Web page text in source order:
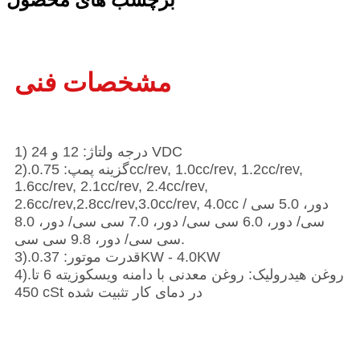
مشخصات فنی
1) درجه ولتاژ: 12 و 24 VDC
2).گزینه پمپ: 0.75cc/rev, 1.0cc/rev, 1.2cc/rev,
1.6cc/rev, 2.1cc/rev, 2.4cc/rev,
2.6cc/rev,2.8cc/rev,3.0cc/rev, 4.0cc / دور، 5.0 سی
سی/ دور، 6.0 سی سی/ دور، 7.0 سی سی/ دور، 8.0
سی سی/ دور، 9.8 سی سی.
3).قدرت موتور: 0.37KW - 4.0KW
4).روغن هیدرولیک: روغن معدنی با دامنه ویسکوزیته 6 تا
450 cSt در دمای کار تثبیت شده